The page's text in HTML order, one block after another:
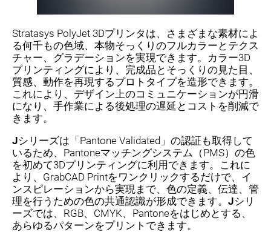
Stratasys PolyJet 3Dプリンタは、さまざまな素材によ
る何千もの色域、本物そっくりのフルカラーとテクス
チャー、グラデーションを実現できます。カラー3D
プリンティングにより、完成品とそっくりの見た目、
質感、動作を再現するプロトタイプを造形できます。
これにより、デザイン上のコミュニケーションが円滑
になり、手作業による後処理の遅延とコストを削減で
きます。
Jシリーズは「Pantone Validated」の認証も取得して
いるため、Pantoneマッチングシステム（PMS）の色
を初めて3Dプリンティングに利用できます。これに
より、GrabCAD Printをワンクリックするだけで、イ
ンスピレーションから実現まで、色の定義、伝達、管
理を行うための色の共通認識が形成できます。 Jシリ
ーズでは、RGB、CMYK、Pantoneをはじめとする、
あらゆるパターンをプリントできます。